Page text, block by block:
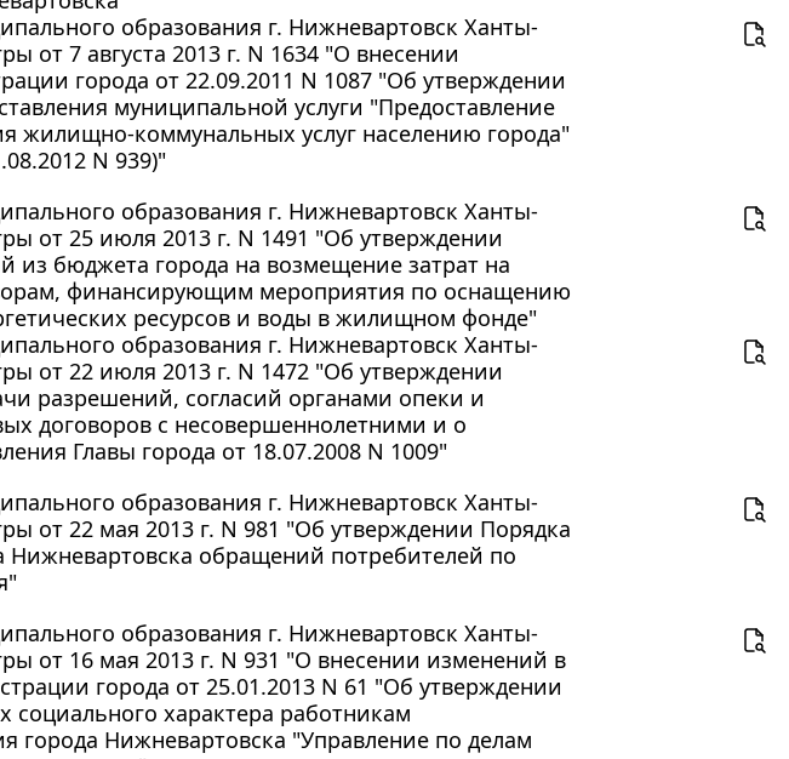
образования г. Нижневартовск Ханты-
от 7 августа 2013 г. N 1634 "О внесении
города от 22.09.2011 N 1087 "Об утверждении
муниципальной услуги "Предоставление
жилищно-коммунальных услуг населению города"
N 939)"
образования г. Нижневартовск Ханты-
от 25 июля 2013 г. N 1491 "Об утверждении
из бюджета города на возмещение затрат на
финансирующим мероприятия по оснащению
ресурсов и воды в жилищном фонде"
образования г. Нижневартовск Ханты-
от 22 июля 2013 г. N 1472 "Об утверждении
разрешений, согласий органами опеки и
договоров с несовершеннолетними и о
Главы города от 18.07.2008 N 1009"
образования г. Нижневартовск Ханты-
от 22 мая 2013 г. N 981 "Об утверждении Порядка
Нижневартовска обращений потребителей по
образования г. Нижневартовск Ханты-
от 16 мая 2013 г. N 931 "О внесении изменений в
города от 25.01.2013 N 61 "Об утверждении
социального характера работникам
города Нижневартовска "Управление по делам